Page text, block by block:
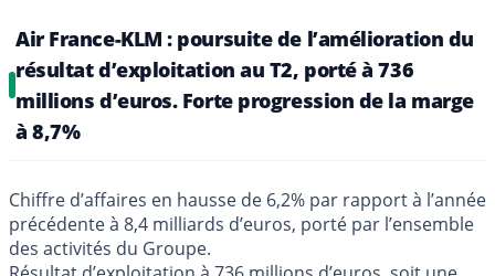
Air France-KLM : poursuite de l’amélioration du
résultat d’exploitation au T2, porté à 736
millions d’euros. Forte progression de la marge
à 8,7%
Chiffre d’affaires en hausse de 6,2% par rapport à l’année
précédente à 8,4 milliards d’euros, porté par l’ensemble
des activités du Groupe.